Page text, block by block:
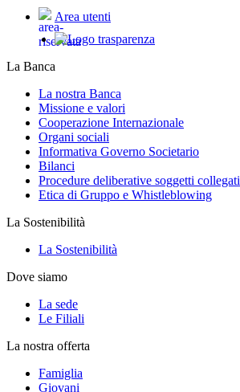
Area utenti
La Banca
La nostra Banca
Missione e valori
Cooperazione Internazionale
Organi sociali
Informativa Governo Societario
Bilanci
Procedure deliberative soggetti collegati
Etica di Gruppo e Whistleblowing
La Sostenibilità
La Sostenibilità
Dove siamo
La sede
Le Filiali
La nostra offerta
Famiglia
Giovani